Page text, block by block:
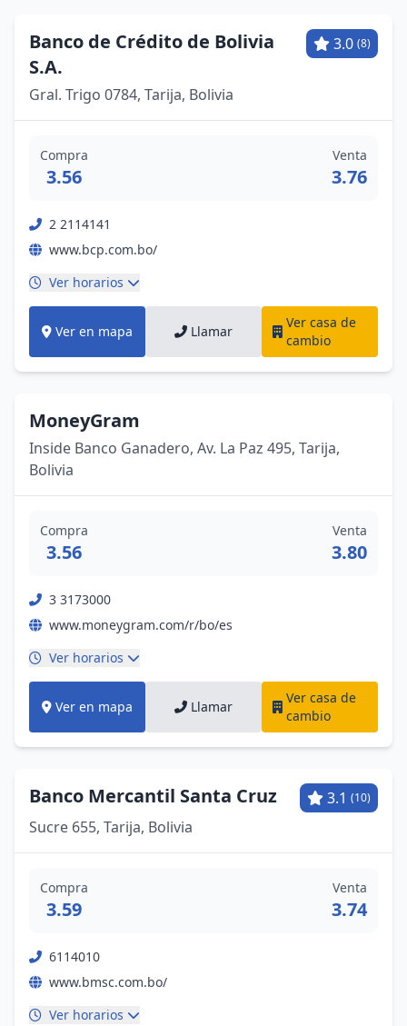
Banco de Crédito de Bolivia
S.A.
3.0 (8)
Gral. Trigo 0784, Tarija, Bolivia
Compra
3.56
Venta
3.76
2 2114141
www.bcp.com.bo/
Ver horarios
Ver en mapa Llamar
Ver casa de
cambio
MoneyGram
Inside Banco Ganadero, Av. La Paz 495, Tarija,
Bolivia
Compra
3.56
Venta
3.80
3 3173000
www.moneygram.com/r/bo/es
Ver horarios
Ver en mapa Llamar
Ver casa de
cambio
Banco Mercantil Santa Cruz 3.1 (10)
Sucre 655, Tarija, Bolivia
Compra
3.59
Venta
3.74
6114010
www.bmsc.com.bo/
Ver horarios